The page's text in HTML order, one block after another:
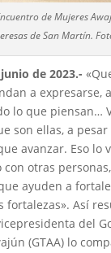
de Mujeres
de San Martín.
de 2023.-
a expresarse,
lo que piensan…
son ellas, a
avanzar. Eso lo
otras
ayuden a
fortalezas». Así
del
(GTAA) lo